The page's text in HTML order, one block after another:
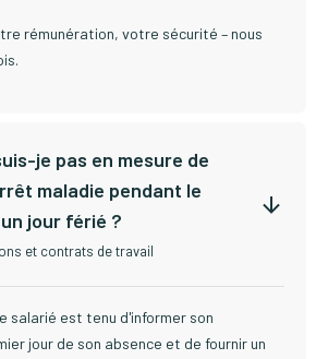
rémunération, votre sécurité – nous
je pas en mesure de
maladie pendant le
jour férié ?
et contrats de travail
salarié est tenu d'informer son
jour de son absence et de fournir un